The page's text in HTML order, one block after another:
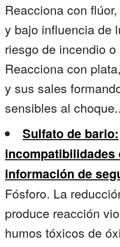
Reacciona con
y bajo influencia de
riesgo de incendio
Reacciona con
y sus sales
sensibles al
Sulfato de bario:
incompatibilidades
información de
Fósforo. La
produce reacción
humos tóxicos de